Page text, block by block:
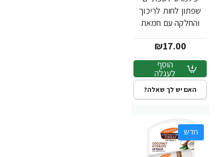
שפתון לחות לריכוך
והחלקה עם חמאת
יח נפח 4 גרם כל אחד
- Palmer's
₪17.00
הוסף
לעגלה
האם יש לך שאלה?
חדש